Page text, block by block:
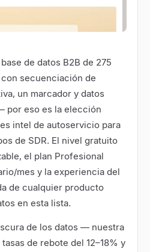
de datos B2B de 275
secuenciación de
un marcador y datos
por eso es la elección
intel de autoservicio para
de SDR. El nivel gratuito
el plan Profesional
mes y la experiencia del
de cualquier producto
en esta lista.
de los datos — nuestra
de rebote del 12–18% y